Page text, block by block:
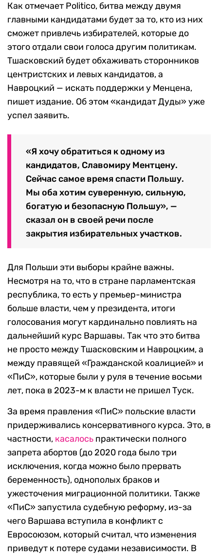
Как отмечает Politico, битва между двумя
главными кандидатами будет за то, кто из них
сможет привлечь избирателей, которые до
этого отдали свои голоса другим политикам.
Тшасковский будет обхаживать сторонников
центристских и левых кандидатов, а
Навроцкий — искать поддержки у Менцена,
пишет издание. Об этом «кандидат Дуды» уже
успел заявить.
«Я хочу обратиться к одному из
кандидатов, Славомиру Ментцену.
Сейчас самое время спасти Польшу.
Мы оба хотим суверенную, сильную,
богатую и безопасную Польшу», —
сказал он в своей речи после
закрытия избирательных участков.
Для Польши эти выборы крайне важны.
Несмотря на то, что в стране парламентская
республика, то есть у премьер-министра
больше власти, чем у президента, итоги
голосования могут кардинально повлиять на
дальнейший курс Варшавы. Так что это битва
не просто между Тшасковским и Навроцким, а
между правящей «Гражданской коалицией» и
«ПиС», которые были у руля в течение восьми
лет, пока в 2023-м к власти не пришел Туск.
За время правления «ПиС» польские власти
придерживались консервативного курса. Это, в
частности, касалось практически полного
запрета абортов (до 2020 года было три
исключения, когда можно было прервать
беременность), однополых браков и
ужесточения миграционной политики. Также
«ПиС» запустила судебную реформу, из-за
чего Варшава вступила в конфликт с
Евросоюзом, который считал, что изменения
приведут к потере судами независимости. В